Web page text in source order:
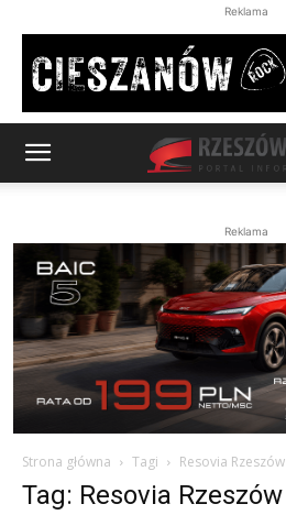
Reklama
Reklama
Strona główna Tagi Resovia Rzeszów
Tag: Resovia Rzeszów